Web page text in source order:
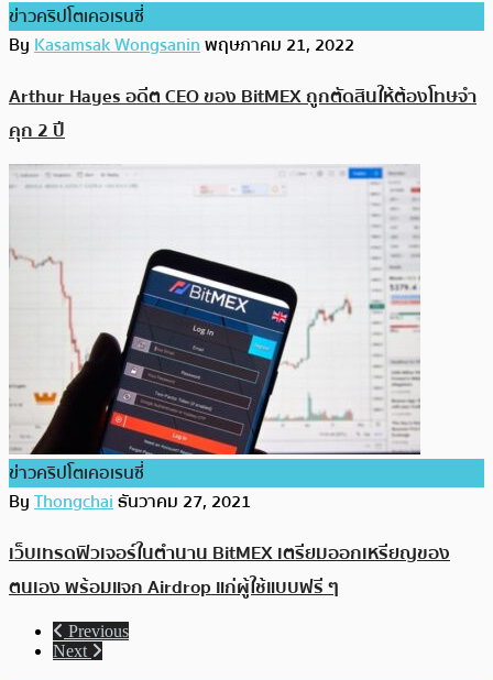
ข่าวคริปโตเคอเรนซี่
ByKasamsak Wongsaninพฤษภาคม 21, 2022
Arthur Hayes อดีต CEO ของ BitMEX ถูกตัดสินให้ต้องโทษจำ
คุก 2 ปี
ข่าวคริปโตเคอเรนซี่
ByThongchaiธันวาคม 27, 2021
เว็บเทรดฟิวเจอร์ในตำนาน BitMEX เตรียมออกเหรียญของ
ตนเอง พร้อมแจก Airdrop แก่ผู้ใช้แบบฟรี ๆ
Previous
Next